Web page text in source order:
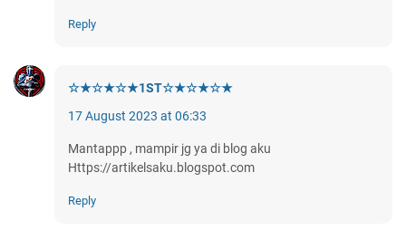
Reply
☆★☆★☆★1ST☆★☆★☆★
17 August 2023 at 06:33
Mantappp , mampir jg ya di blog aku
Https://artikelsaku.blogspot.com
Reply